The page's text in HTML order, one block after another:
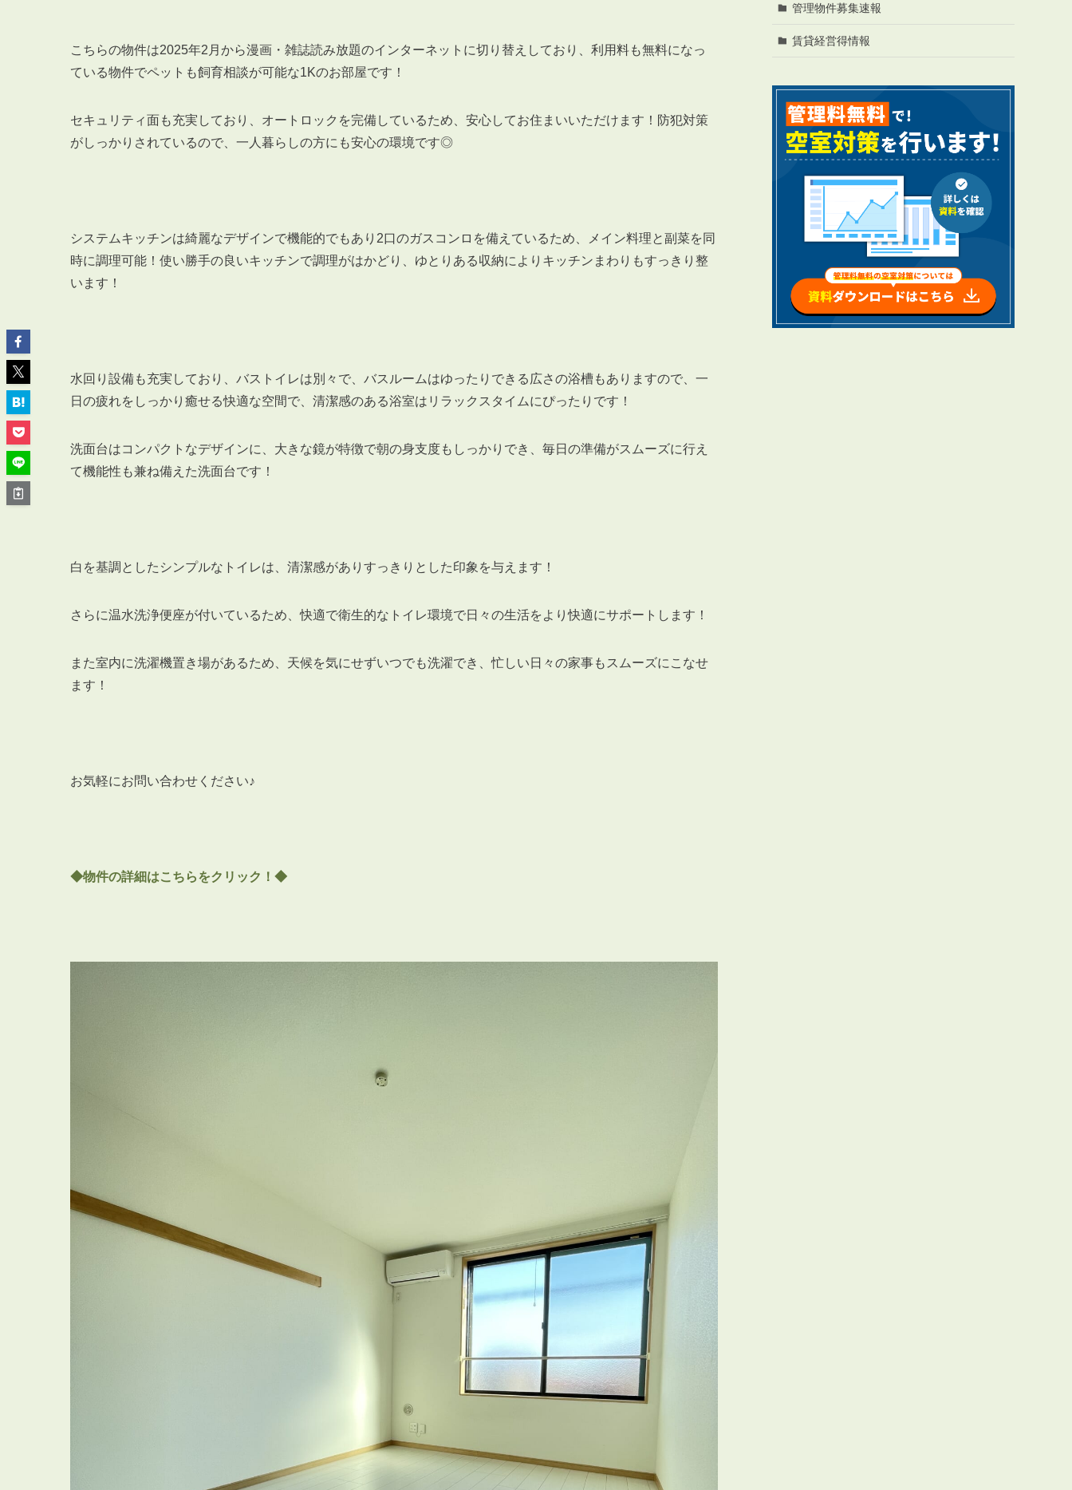
企業理念
スタッフ紹介
グループ会社紹介
仲介会社とのネットワークで情報提供力に自信あり
物件プロモーション＆バリューアップリフォーム
RENTALアブレイズの賃貸管理
管理料無料について
４つの強み
報酬と独自の保証内容
手続きの流れ
賃料査定について
SERVICE管理オーナー様限定サービス
投資不動産を売却したい方
賃貸管理を依頼したい方
BROKER仲介業者様へ
賃貸仲介会社様向け物件検索ログイン
03-6262-9556
※音声ガイダンス④を押してください。
こちらの物件は2025年2月から漫画・雑誌読み放題のインターネットに切り替えしており、利用料も無料になっ
ている物件でペットも飼育相談が可能な1Kのお部屋です！
セキュリティ面も充実しており、オートロックを完備しているため、安心してお住まいいただけます！防犯対策
がしっかりされているので、一人暮らしの方にも安心の環境です◎
システムキッチンは綺麗なデザインで機能的でもあり2口のガスコンロを備えているため、メイン料理と副菜を同
時に調理可能！使い勝手の良いキッチンで調理がはかどり、ゆとりある収納によりキッチンまわりもすっきり整
います！
水回り設備も充実しており、バストイレは別々で、バスルームはゆったりできる広さの浴槽もありますので、一
日の疲れをしっかり癒せる快適な空間で、清潔感のある浴室はリラックスタイムにぴったりです！
洗面台はコンパクトなデザインに、大きな鏡が特徴で朝の身支度もしっかりでき、毎日の準備がスムーズに行え
て機能性も兼ね備えた洗面台です！
白を基調としたシンプルなトイレは、清潔感がありすっきりとした印象を与えます！
さらに温水洗浄便座が付いているため、快適で衛生的なトイレ環境で日々の生活をより快適にサポートします！
また室内に洗濯機置き場があるため、天候を気にせずいつでも洗濯でき、忙しい日々の家事もスムーズにこなせ
ます！
お気軽にお問い合わせください♪
◆物件の詳細はこちらをク リック ！◆
管理物件募集速報
賃貸経営得情報